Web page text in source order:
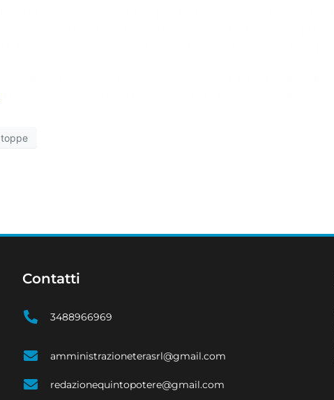
toppe
Contatti
3488966969
amministrazioneterasrl@gmail.com
redazionequintopotere@gmail.com